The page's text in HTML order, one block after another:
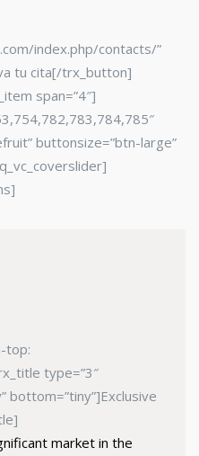
index.php/contacts/”
tu cita[/trx_button]
span=”4″]
buttonsize=”btn-large”
top:
type=”3″
bottom=”tiny”]Exclusive
market in the